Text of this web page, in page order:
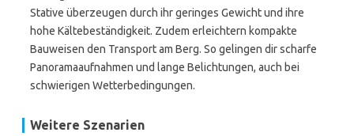
Stative überzeugen durch ihr geringes Gewicht und ihre
hohe Kältebeständigkeit. Zudem erleichtern kompakte
Bauweisen den Transport am Berg. So gelingen dir scharfe
Panoramaaufnahmen und lange Belichtungen, auch bei
schwierigen Wetterbedingungen.
Weitere Szenarien